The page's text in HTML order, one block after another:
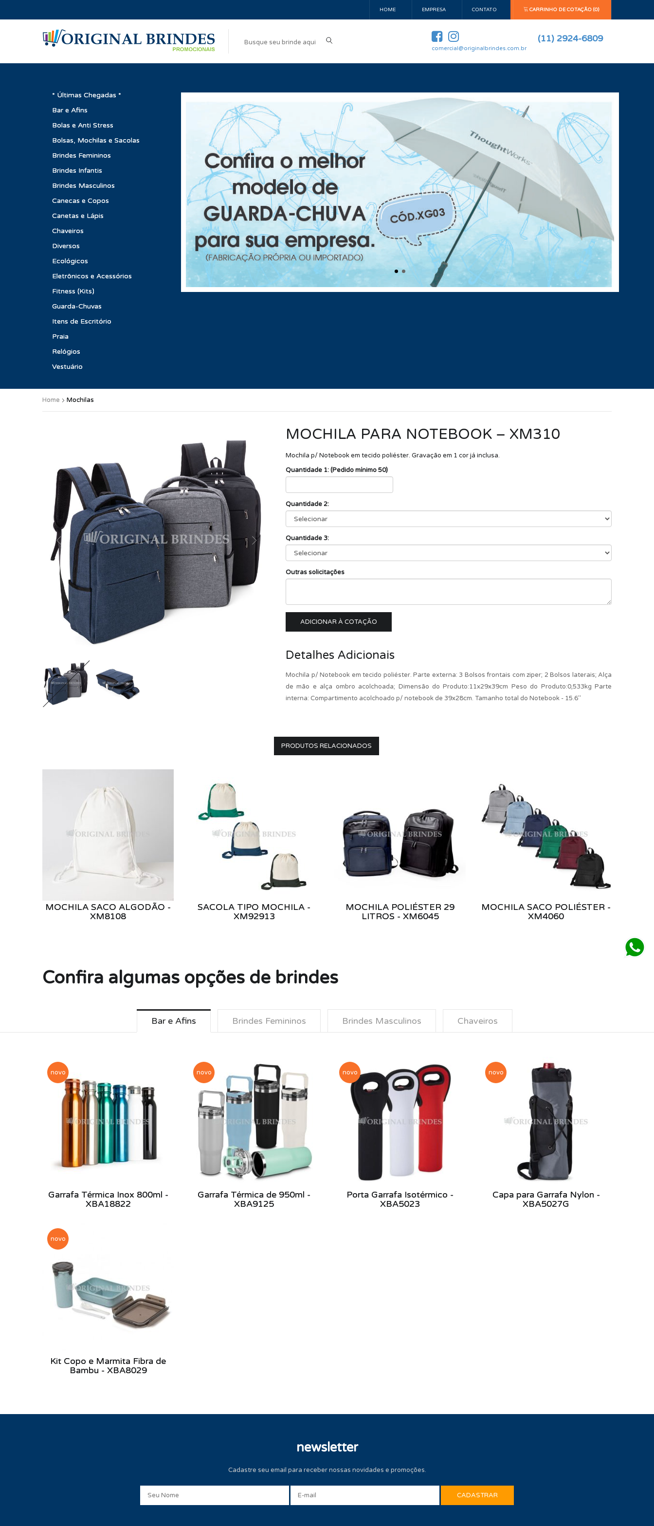
HOME EMPRESA CONTATO CARRINHO DE COTAÇÃO (0)
comercial@originalbrindes.com.br
(11) 2924-6809
* Últimas Chegadas *
Bar e Afins
Bolas e Anti Stress
Bolsas, Mochilas e Sacolas
Brindes Femininos
Brindes Infantis
Brindes Masculinos
Canecas e Copos
Canetas e Lápis
Chaveiros
Diversos
Ecológicos
Eletrônicos e Acessórios
Fitness (Kits)
Guarda-Chuvas
Itens de Escritório
Praia
Relógios
Vestuário
Home Mochilas
MOCHILA PARA NOTEBOOK – XM310
Mochila p/ Notebook em tecido poliéster. Gravação em 1 cor já inclusa.
Quantidade 1: (Pedido mínimo 50)
Quantidade 2:
Quantidade 3:
Outras solicitações
ADICIONAR À COTAÇÃO
Detalhes Adicionais
Mochila p/ Notebook em tecido poliéster. Parte externa: 3 Bolsos frontais com ziper; 2 Bolsos laterais; Alça
de mão e alça ombro acolchoada; Dimensão do Produto:11x29x39cm Peso do Produto:0,533kg Parte
interna: Compartimento acolchoado p/ notebook de 39x28cm. Tamanho total do Notebook - 15.6"
PRODUTOS RELACIONADOS
MOCHILA SACO ALGODÃO -
XM8108
SACOLA TIPO MOCHILA -
XM92913
MOCHILA POLIÉSTER 29
LITROS - XM6045
MOCHILA SACO POLIÉSTER -
XM4060
Confira algumas opções de brindes
Bar e Afins Brindes Femininos Brindes Masculinos Chaveiros
novo
Garrafa Térmica Inox 800ml -
XBA18822
novo
Garrafa Térmica de 950ml -
XBA9125
novo
Porta Garrafa Isotérmico -
XBA5023
novo
Capa para Garrafa Nylon -
XBA5027G
novo
Kit Copo e Marmita Fibra de
Bambu - XBA8029
newsletter
Cadastre seu email para receber nossas novidades e promoções.